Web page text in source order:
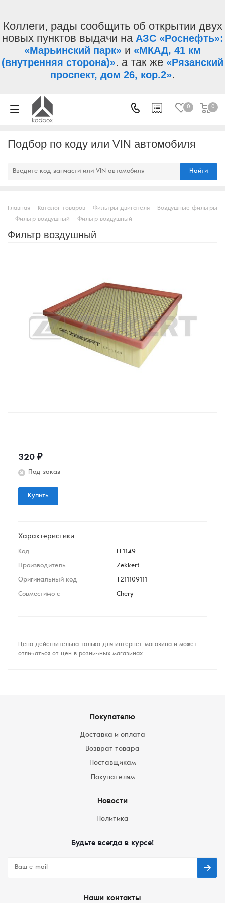
Коллеги, рады сообщить об открытии двух
новых пунктов выдачи на АЗС «Роснефть»:
«Марьинский парк» и «МКАД, 41 км
(внутренняя сторона)». а так же «Рязанский
проспект, дом 26, кор.2».
0 0
Подбор по коду или VIN автомобиля
Найти
Главная - Каталог товаров - Фильтры двигателя -
Воздушные фильтры
- Фильтр воздушный - Фильтр воздушный
Фильтр воздушный
320 ₽
Под заказ
Купить
Характеристики
Код LF1149
Производитель Zekkert
Оригинальный код T211109111
Совместимо с Chery
Цена действительна только для интернет-магазина и может
отличаться от цен в розничных магазинах
Покупателю
Доставка и оплата
Возврат товара
Поставщикам
Покупателям
Новости
Политика
Будьте всегда в курсе!
Наши контакты